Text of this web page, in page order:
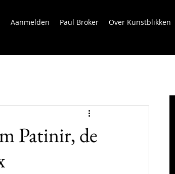
Aanmelden Paul Bröker Over Kunstblikken
Patinir, de